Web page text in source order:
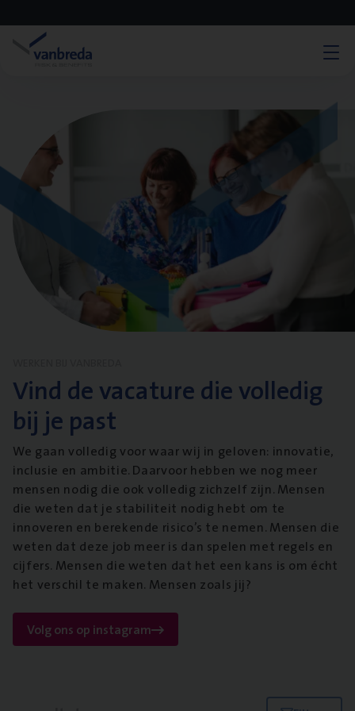
Vind de vacature die volledig
bij je past
We gaan volledig voor waar wij in geloven: innovatie,
inclusie en ambitie. Daarvoor hebben we nog meer
mensen nodig die ook volledig zichzelf zijn. Mensen
die weten dat je stabiliteit nodig hebt om te
innoveren en berekende risico’s te nemen. Mensen die
weten dat deze job meer is dan spelen met regels en
cijfers. Mensen die weten dat het een kans is om écht
het verschil te maken. Mensen zoals jij?
Volg ons op instagram